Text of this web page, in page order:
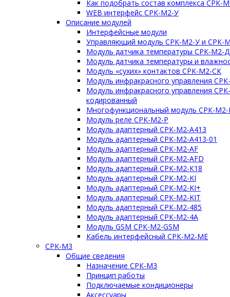
Как подобрать состав комплекса СРК-
WEB интерфейс СРК-М2-У
Описание модулей
Интерфейсные модули
Управляющий модуль СРК-М2-У и СРК-
Модуль датчика температуры СРК-М2-
Модуль датчика температуры и
Модуль «сухих» контактов СРК-М2-СК
Модуль инфракрасного управления
Модуль инфракрасного управления
кодированный
Многофункциональный модуль СРК-
Модуль реле СРК-М2-Р
Модуль адаптерный СРК-М2-А413
Модуль адаптерный СРК-М2-А413-01
Модуль адаптерный СРК-М2-AF
Модуль адаптерный СРК-М2-AFD
Модуль адаптерный СРК-М2-К18
Модуль адаптерный СРК-М2-KI
Модуль адаптерный СРК-М2-KI+
Модуль адаптерный СРК-М2-KIT
Модуль адаптерный СРК-М2-485
Модуль адаптерный СРК-М2-4A
Модуль GSM СРК-М2-GSM
Кабель интерфейсный СРК-М2-ME
СРК-М3
Общие сведения
Назначение СРК-М3
Принцип работы
Подключаемые кондиционеры
Аксессуары